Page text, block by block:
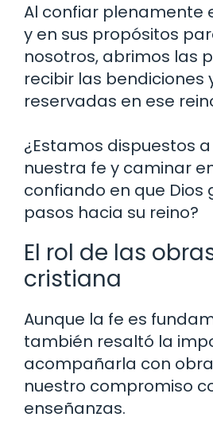
Al confiar plenamente
y en sus propósitos
nosotros, abrimos las
recibir las bendiciones
reservadas en ese
¿Estamos dispuestos
nuestra fe y caminar
confiando en que Dios
pasos hacia su reino?
El rol de las
cristiana
Aunque la fe es
también resaltó la
acompañarla con
nuestro compromiso
enseñanzas.